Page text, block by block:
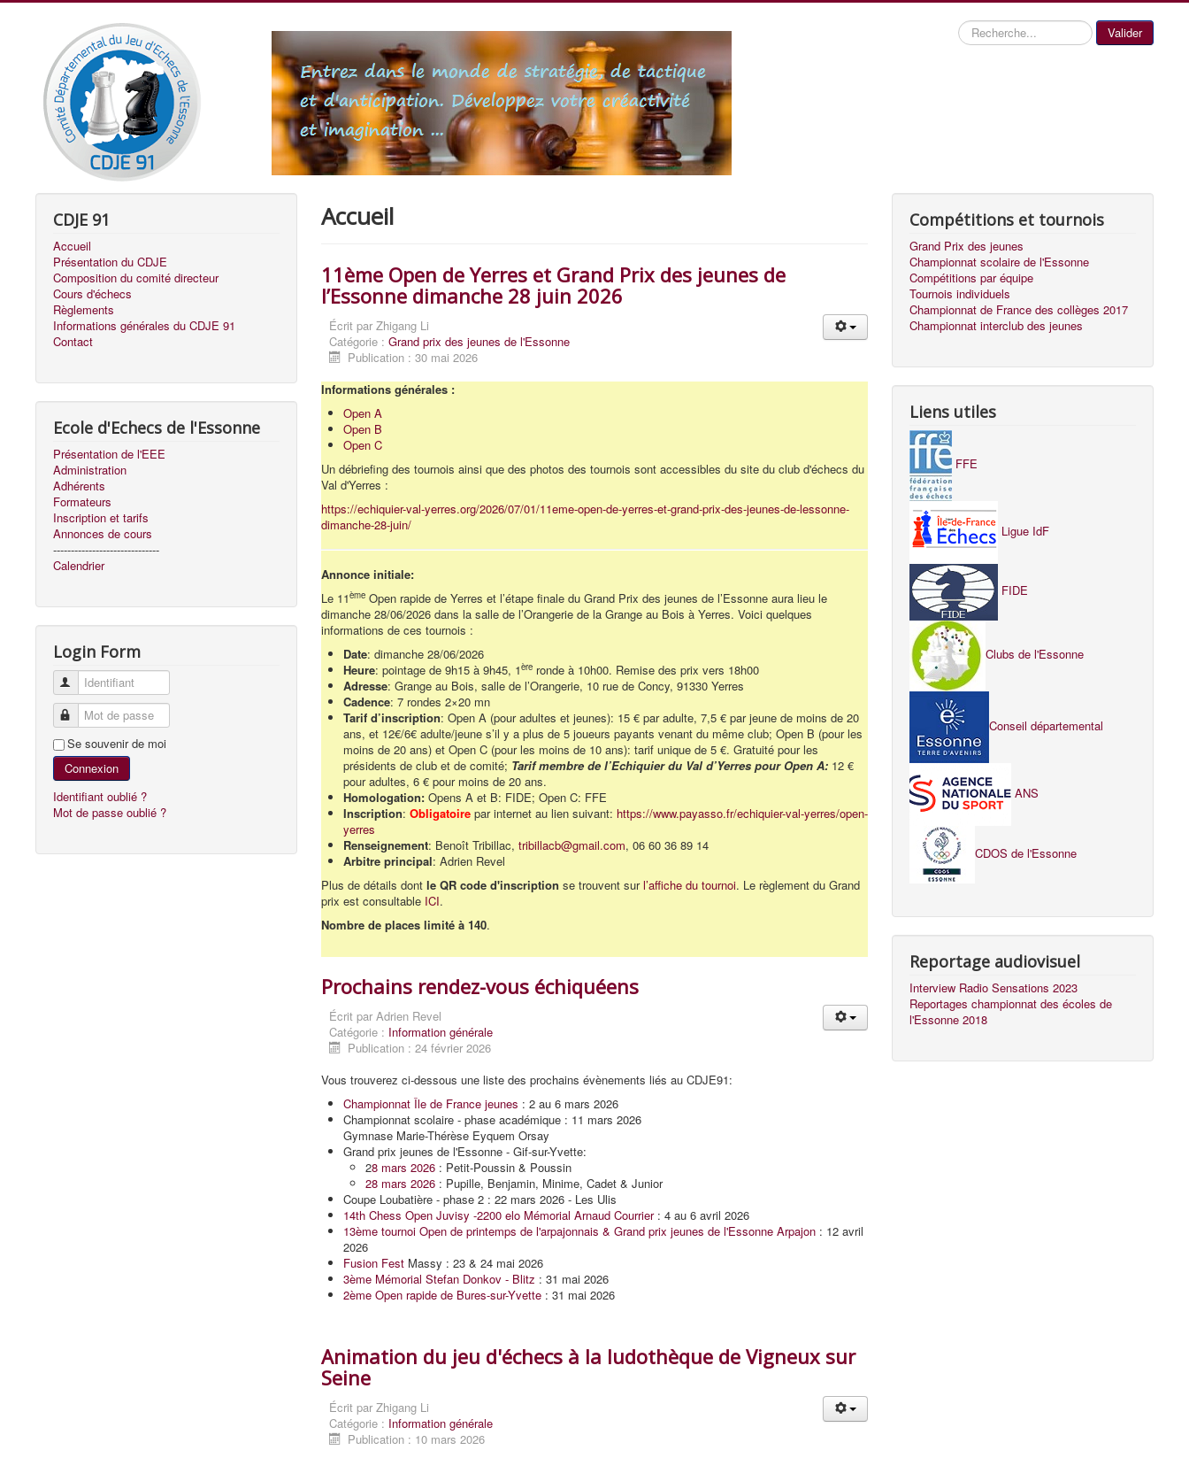
Recherche Valider
CDJE 91
Accueil
Présentation du CDJE
Composition du comité directeur
Cours d'échecs
Règlements
Informations générales du CDJE 91
Contact
Ecole d'Echecs de l'Essonne
Présentation de l'EEE
Administration
Adhérents
Formateurs
Inscription et tarifs
Annonces de cours
------------------------------
Calendrier
Login Form
Identifiant
Mot de passe
Se souvenir de moi
Connexion
Identifiant oublié ?
Mot de passe oublié ?
Accueil
11ème Open de Yerres et Grand Prix des jeunes de
l’Essonne dimanche 28 juin 2026
Écrit par Zhigang Li
Catégorie : Grand prix des jeunes de l'Essonne
Publication : 30 mai 2026
Informations générales :
Open A
Open B
Open C
Un débriefing des tournois ainsi que des photos des tournois sont accessibles du site du club d'échecs du
Val d'Yerres :
https://echiquier-val-yerres.org/2026/07/01/11eme-open-de-yerres-et-grand-prix-des-jeunes-de-lessonne-
dimanche-28-juin/
Annonce initiale:
Le 11èmeOpen rapide de Yerres et l’étape finale du Grand Prix des jeunes de l’Essonne aura lieu le
dimanche 28/06/2026 dans la salle de l’Orangerie de la Grange au Bois à Yerres. Voici quelques
informations de ces tournois :
Date: dimanche 28/06/2026
Heure: pointage de 9h15 à 9h45, 1èreronde à 10h00. Remise des prix vers 18h00
Adresse: Grange au Bois, salle de l’Orangerie, 10 rue de Concy, 91330 Yerres
Cadence: 7 rondes 2×20 mn
Tarif d’inscription: Open A (pour adultes et jeunes): 15 € par adulte, 7,5 € par jeune de moins de 20
ans, et 12€/6€ adulte/jeune s’il y a plus de 5 joueurs payants venant du même club; Open B (pour les
moins de 20 ans) et Open C (pour les moins de 10 ans): tarif unique de 5 €. Gratuité pour les
présidents de club et de comité; Tarif membre de l’Echiquier du Val d’Yerres pour Open A:12 €
pour adultes, 6 € pour moins de 20 ans.
Homologation: Opens A et B: FIDE; Open C: FFE
Inscription: Obligatoire par internet au lien suivant: https://www.payasso.fr/echiquier-val-yerres/open-
yerres
Renseignement: Benoît Tribillac, tribillacb@gmail.com, 06 60 36 89 14
Arbitre principal: Adrien Revel
Plus de détails dont le QR code d'inscription se trouvent surl’affiche du tournoi. Le règlement du Grand
prix est consultable ICI.
Nombre de places limité à 140.
Prochains rendez-vous échiquéens
Écrit par Adrien Revel
Catégorie : Information générale
Publication : 24 février 2026
Vous trouverez ci-dessous une liste des prochains évènements liés au CDJE91:
Championnat Île de France jeunes : 2 au 6 mars 2026
Championnat scolaire - phase académique : 11 mars 2026
Gymnase Marie-Thérèse Eyquem Orsay
Grand prix jeunes de l'Essonne - Gif-sur-Yvette:
28 mars 2026: Petit-Poussin & Poussin
28 mars 2026: Pupille, Benjamin, Minime, Cadet & Junior
Coupe Loubatière - phase 2 : 22 mars 2026 - Les Ulis
14th Chess Open Juvisy -2200 elo Mémorial Arnaud Courrier: 4 au 6 avril 2026
13ème tournoi Open de printemps de l'arpajonnais & Grand prix jeunes de l'Essonne Arpajon: 12 avril
2026
Fusion FestMassy : 23 & 24 mai 2026
3ème Mémorial Stefan Donkov - Blitz : 31 mai 2026
2ème Open rapide de Bures-sur-Yvette: 31 mai 2026
Animation du jeu d'échecs à la ludothèque de Vigneux sur
Seine
Écrit par Zhigang Li
Catégorie : Information générale
Publication : 10 mars 2026
Compétitions et tournois
Grand Prix des jeunes
Championnat scolaire de l'Essonne
Compétitions par équipe
Tournois individuels
Championnat de France des collèges 2017
Championnat interclub des jeunes
Liens utiles
FFE
Ligue IdF
FIDE
Clubs de l'Essonne
Conseil départemental
ANS
CDOS de l'Essonne
Reportage audiovisuel
Interview Radio Sensations 2023
Reportages championnat des écoles de
l'Essonne 2018